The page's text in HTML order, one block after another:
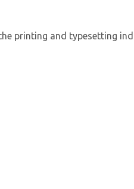
printing and typesetting